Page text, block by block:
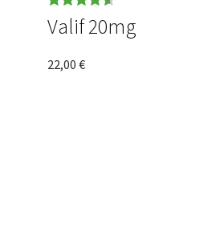
Rated 4.64
Valif 20mg
22,00 €